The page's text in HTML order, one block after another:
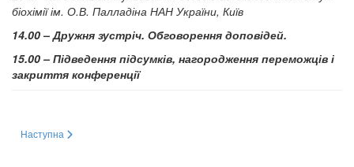
біохімії ім. О.В. Палладіна НАН України, Київ
14.00 – Дружня зустріч. Обговорення доповідей.
15.00 – Підведення підсумків, нагородження переможців і
закриття конференції
Наступна стаття: 25-річчя української антарктичної станції «Академік
Наступна